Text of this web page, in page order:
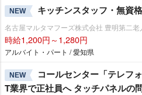
NEW キッチンスタッフ・無資
名古屋マルタマフーズ株式会社 豊明第二老
時給1,200円～1,280円
アルバイト・パート / 愛知県
NEW
コールセンター「テレフ
T業界で正社員へ タッチパネルの